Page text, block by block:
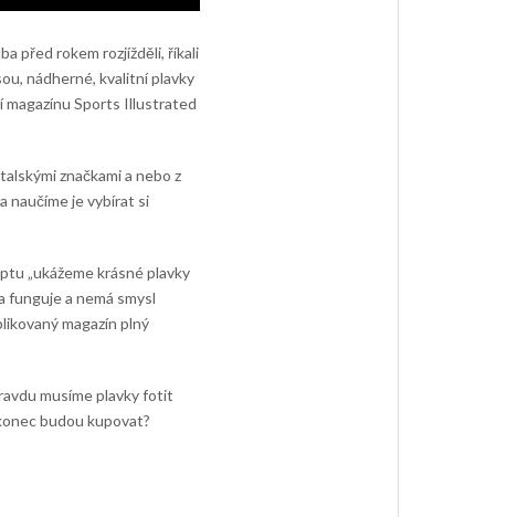
před rokem rozjížděli, říkali
nádherné, kvalitní plavky
magazínu Sports Illustrated
značkami a nebo z
naučíme je vybírat si
„ukážeme krásné plavky
funguje a nemá smysl
magazín plný
musíme plavky fotit
budou kupovat?